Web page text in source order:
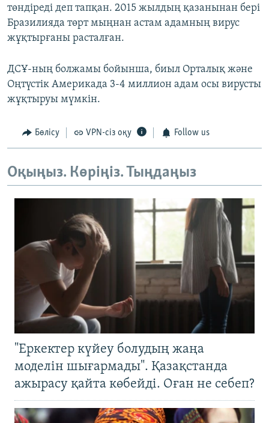
төндіреді деп тапқан. 2015 жылдың қазанынан бері
Бразилияда төрт мыңнан астам адамның вирус
жұқтырғаны расталған.
ДСҰ-ның болжамы бойынша, биыл Орталық және
Оңтүстік Америкада 3-4 миллион адам осы вирусты
жұқтыруы мүмкін.
Бөлісу VPN-сіз оқу Follow us
Оқыңыз. Көріңіз. Тыңдаңыз
"Еркектер күйеу болудың жаңа
моделін шығармады". Қазақстанда
ажырасу қайта көбейді. Оған не себеп?